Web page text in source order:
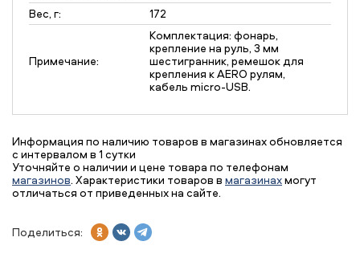
Вес, г:
172
Примечание:
Комплектация: фонарь,
крепление на руль, 3 мм
шестигранник, ремешок для
крепления к AERO рулям,
кабель micro-USB.
Информация по наличию товаров в магазинах обновляется
с интервалом в 1 сутки
Уточняйте о наличии и цене товара по телефонам
магазинов. Характеристики товаров в магазинахмогут
отличаться от приведенных на сайте.
Поделиться: